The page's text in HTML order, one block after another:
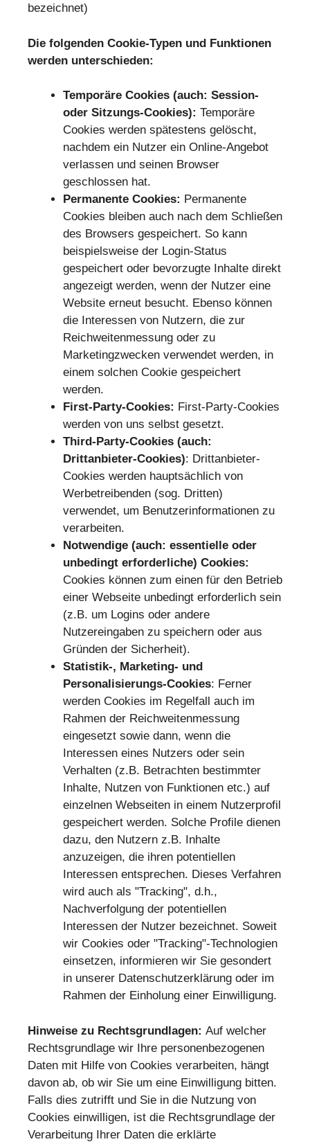
bezeichnet)
Die folgenden Cookie-Typen und Funktionen
werden unterschieden:
Temporäre Cookies (auch: Session-
oder Sitzungs-Cookies): Temporäre
Cookies werden spätestens gelöscht,
nachdem ein Nutzer ein Online-Angebot
verlassen und seinen Browser
geschlossen hat.
Permanente Cookies: Permanente
Cookies bleiben auch nach dem Schließen
des Browsers gespeichert. So kann
beispielsweise der Login-Status
gespeichert oder bevorzugte Inhalte direkt
angezeigt werden, wenn der Nutzer eine
Website erneut besucht. Ebenso können
die Interessen von Nutzern, die zur
Reichweitenmessung oder zu
Marketingzwecken verwendet werden, in
einem solchen Cookie gespeichert
werden.
First-Party-Cookies: First-Party-Cookies
werden von uns selbst gesetzt.
Third-Party-Cookies (auch:
Drittanbieter-Cookies): Drittanbieter-
Cookies werden hauptsächlich von
Werbetreibenden (sog. Dritten)
verwendet, um Benutzerinformationen zu
verarbeiten.
Notwendige (auch: essentielle oder
unbedingt erforderliche) Cookies:
Cookies können zum einen für den Betrieb
einer Webseite unbedingt erforderlich sein
(z.B. um Logins oder andere
Nutzereingaben zu speichern oder aus
Gründen der Sicherheit).
Statistik-, Marketing- und
Personalisierungs-Cookies: Ferner
werden Cookies im Regelfall auch im
Rahmen der Reichweitenmessung
eingesetzt sowie dann, wenn die
Interessen eines Nutzers oder sein
Verhalten (z.B. Betrachten bestimmter
Inhalte, Nutzen von Funktionen etc.) auf
einzelnen Webseiten in einem Nutzerprofil
gespeichert werden. Solche Profile dienen
dazu, den Nutzern z.B. Inhalte
anzuzeigen, die ihren potentiellen
Interessen entsprechen. Dieses Verfahren
wird auch als "Tracking", d.h.,
Nachverfolgung der potentiellen
Interessen der Nutzer bezeichnet. Soweit
wir Cookies oder "Tracking"-Technologien
einsetzen, informieren wir Sie gesondert
in unserer Datenschutzerklärung oder im
Rahmen der Einholung einer Einwilligung.
Hinweise zu Rechtsgrundlagen: Auf welcher
Rechtsgrundlage wir Ihre personenbezogenen
Daten mit Hilfe von Cookies verarbeiten, hängt
davon ab, ob wir Sie um eine Einwilligung bitten.
Falls dies zutrifft und Sie in die Nutzung von
Cookies einwilligen, ist die Rechtsgrundlage der
Verarbeitung Ihrer Daten die erklärte